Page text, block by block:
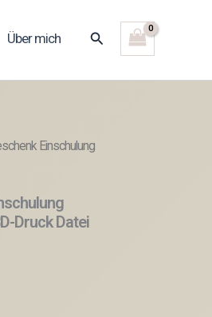
Über mich Suchen
Einschulung
Druck Datei